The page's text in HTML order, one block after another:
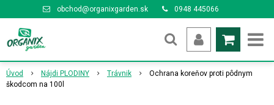
obchod@organixgarden.sk 0948 445066
Úvod Nájdi PLODINY Trávnik
Ochrana koreňov proti pôdnym
škodcom na 100l